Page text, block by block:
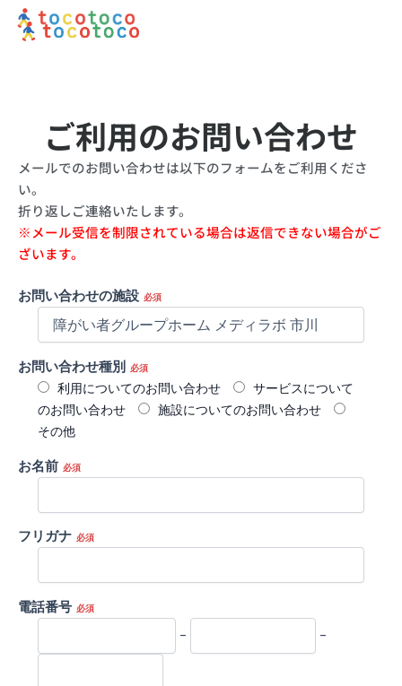
ご利用のお問い合わせ
メールでのお問い合わせは以下のフォームをご利用くださ
い。
折り返しご連絡いたします。
※メール受信を制限されている場合は返信できない場合がご
ざいます。
お問い合わせの施設 必須
お問い合わせ種別 必須
利用についてのお問い合わせ
サービスについて
のお問い合わせ
施設についてのお問い合わせ
その他
お名前 必須
フリガナ 必須
電話番号 必須
- -